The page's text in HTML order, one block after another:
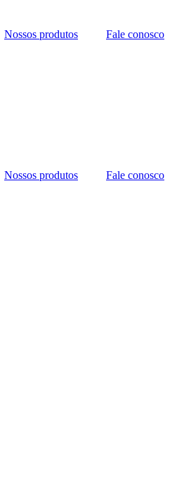
Nossos produtos Fale conosco
Nossos produtos Fale conosco